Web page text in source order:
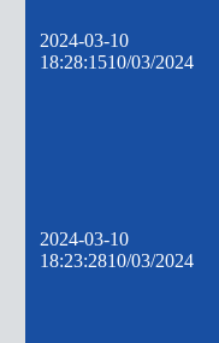
2024-03-10
18:28:1510/03/2024
2024-03-10
18:23:2810/03/2024